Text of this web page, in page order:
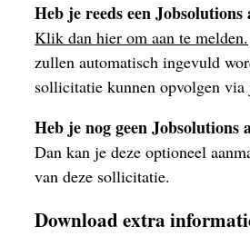
Heb je reeds een Jobsolutions
Klik dan hier om aan te melden.
zullen automatisch ingevuld
sollicitatie kunnen opvolgen via
Heb je nog geen Jobsolutions
Dan kan je deze optioneel
van deze sollicitatie.
Download extra